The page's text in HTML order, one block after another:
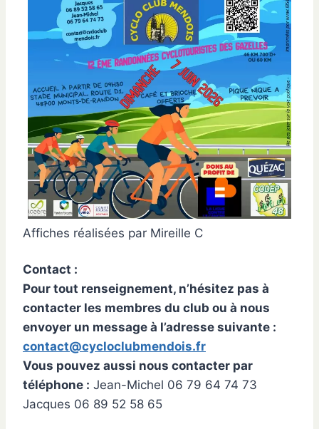
Affiches réalisées par Mireille C
Contact :
Pour tout renseignement, n’hésitez pas à
contacter les membres du club ou à nous
envoyer un message à l’adresse suivante :
contact@cycloclubmendois.fr
Vous pouvez aussi nous contacter par
téléphone : Jean-Michel 06 79 64 74 73
Jacques 06 89 52 58 65